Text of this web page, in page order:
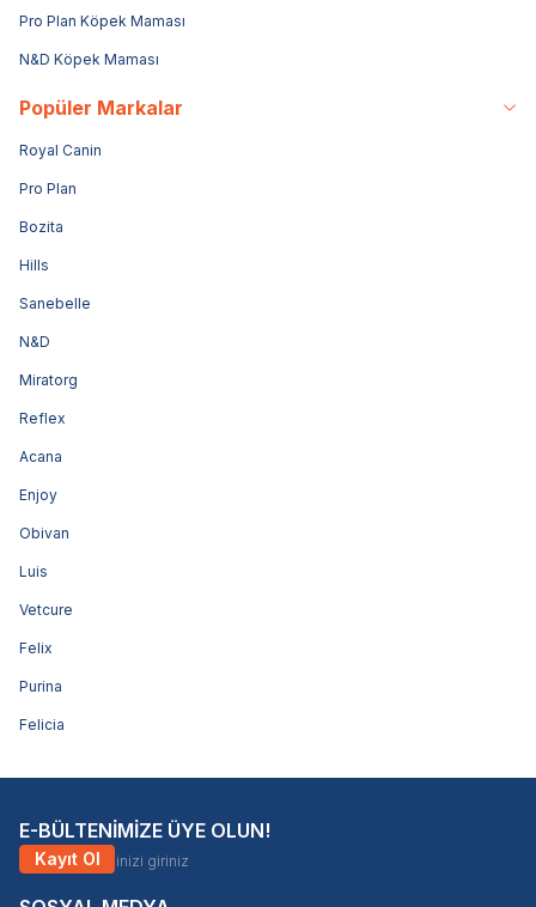
Pro Plan Köpek Maması
N&D Köpek Maması
Popüler Markalar
Royal Canin
Pro Plan
Bozita
Hills
Sanebelle
N&D
Miratorg
Reflex
Acana
Enjoy
Obivan
Luis
Vetcure
Felix
Purina
Felicia
E-BÜLTENİMİZE ÜYE OLUN!
Kayıt Ol